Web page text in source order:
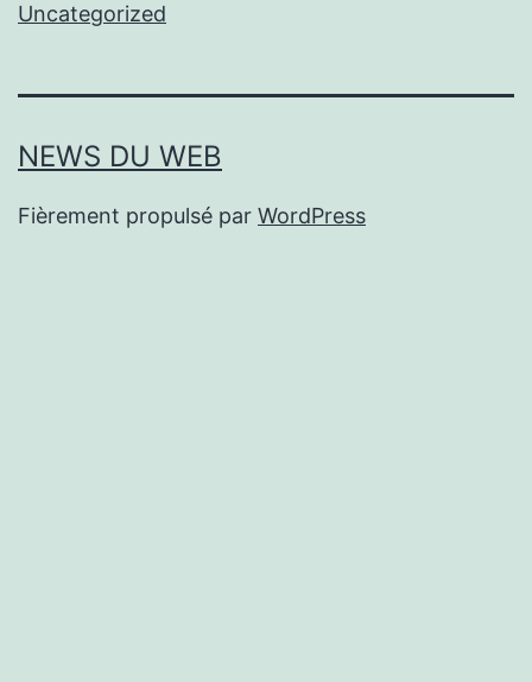
Uncategorized
NEWS DU WEB
Fièrement propulsé par WordPress